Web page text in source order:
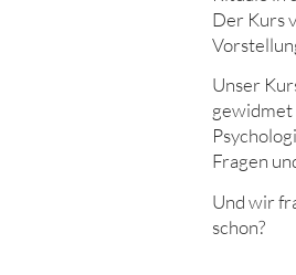
Der Kurs
Unser
gewidmet
Fragen
Und wir
schon?